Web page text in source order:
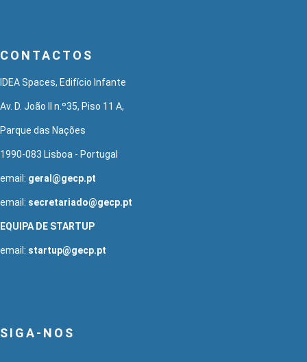
CONTACTOS
IDEA Spaces, Edifício Infante
Av. D. João II n.º35, Piso 11 A,
Parque das Nações
1990-083 Lisboa - Portugal
email: geral@gecp.pt
email: secretariado@gecp.pt
EQUIPA DE STARTUP
email: startup@gecp.pt
SIGA-NOS